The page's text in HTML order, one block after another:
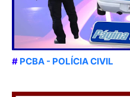
# PCBA - POLÍCIA CIVIL